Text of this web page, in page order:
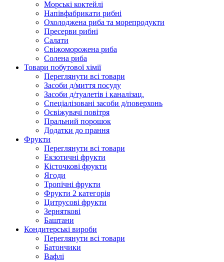
Морські коктейлi
Напівфабрикати рибні
Охолоджена риба та морепродукти
Пресерви рибні
Сaлати
Свіжоморожена риба
Солена риба
Товари побутової хімії
Переглянути всі товари
Засоби д/миття посуду
Засоби д/туалетів і каналізац.
Спеціалізовані засоби д/поверхонь
Освіжувачі повітря
Пральний порошок
Додатки до прання
Фрукти
Переглянути всі товари
Екзoтичні фрукти
Кісточкові фрукти
Ягоди
Тропічні фрукти
Фрукти 2 категорія
Цитрусові фрукти
Зерняткові
Баштани
Кондитерські вироби
Переглянути всі товари
Батончики
Вафлі